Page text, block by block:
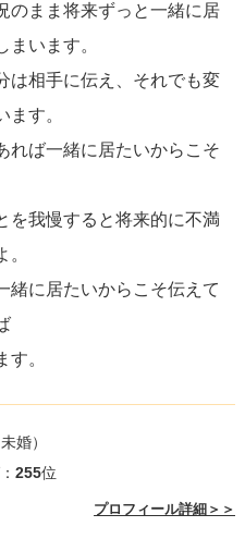
係においても鍵となりま
無理なものであるなら
説明し、彼女の考えや要求
また、彼女の体調が悪い
が難しい場合、他の方法で
つの道です。
の要求に関しては、一
下での感情や望ましい対応
。お互いに
ルを尊重しなければ、関
感情を大切にしつつ、二
いていく努力をしましょ
のまま将来ずっと一緒に居
います。
は相手に伝え、それでも変
す。
れば一緒に居たいからこそ
を我慢すると将来的に不満
緒に居たいからこそ伝えて
。
婚）
255位
プロフィール詳細＞＞